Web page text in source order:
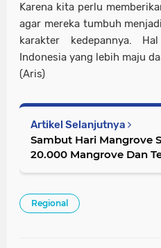
Karena kita perlu
agar mereka tumbuh
karakter kedepannya.
Indonesia yang lebih maju
(Aris)
Artikel Selanjutnya
Sambut Hari Mangrove
20.000 Mangrove Dan
Regional